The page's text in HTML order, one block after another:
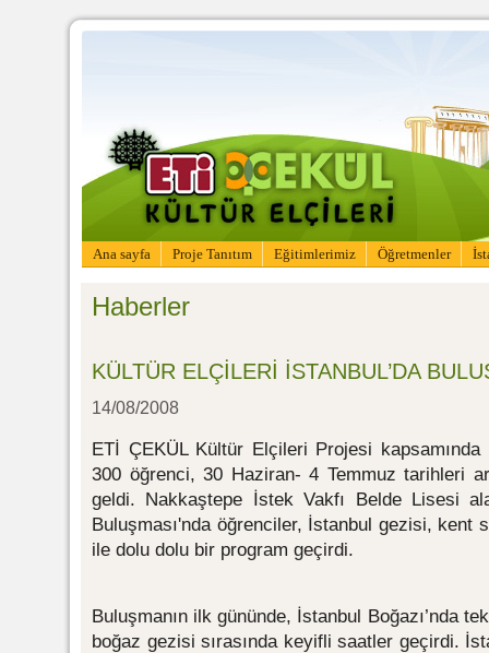
Ana sayfa Proje Tanıtım Eğitimlerimiz Öğretmenler
Haberler
KÜLTÜR ELÇİLERİ İSTANBUL’DA
14/08/2008
ETİ ÇEKÜL Kültür Elçileri Projesi
300 öğrenci, 30 Haziran- 4 Temmuz tarihleri
geldi. Nakkaştepe İstek Vakfı Belde Lisesi
Buluşması'nda öğrenciler, İstanbul gezisi, kent
ile dolu dolu bir program geçirdi.
Buluşmanın ilk gününde, İstanbul Boğazı’nda
boğaz gezisi sırasında keyifli saatler geçirdi.